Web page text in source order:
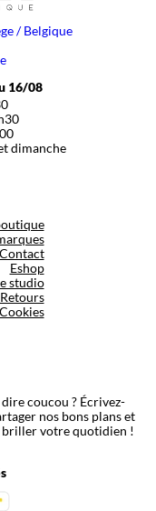
/ Belgique
16/08
dimanche
Contact
Eshop
studio
coucou ? Écrivez-
nos bons plans et
briller votre quotidien !